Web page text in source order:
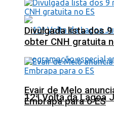
12ª Volta da Lagoa
Divulgada lista dos
obter CNH gratuita
Evair de Melo
Embrapa para o ES